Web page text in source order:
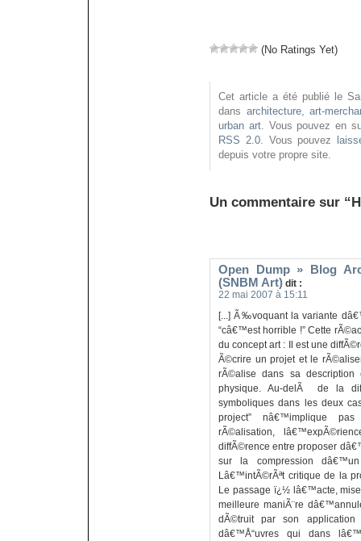
(No Ratings Yet)
Cet article a été publié le
dans architecture,art-
urban art. Vous pouvez en
RSS 2.0. Vous pouvez
depuis votre propre site.
Un commentaire sur
Open Dump » Blog
(SNBM Art) dit :
22 mai 2007 à 15:11
[...] Ã‰voquant la variante
“câ€™est horrible !” Cette
du concept art : Il est une
Ã©crire un projet et le
rÃ©alise dans sa
physique. Au-delÃ de la
symboliques dans les deux
project” nâ€™implique
rÃ©alisation,
diffÃ©rence entre proposer
sur la compression
Lâ€™intÃ©rÃªt critique de la
Le passage ï¿½ lâ€™acte,
meilleure maniÃ¨re
dÃ©truit par son
dâ€™Å“uvres qui dans